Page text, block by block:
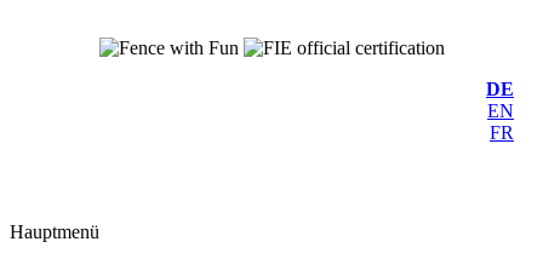
DE
EN
FR
Hauptmenü